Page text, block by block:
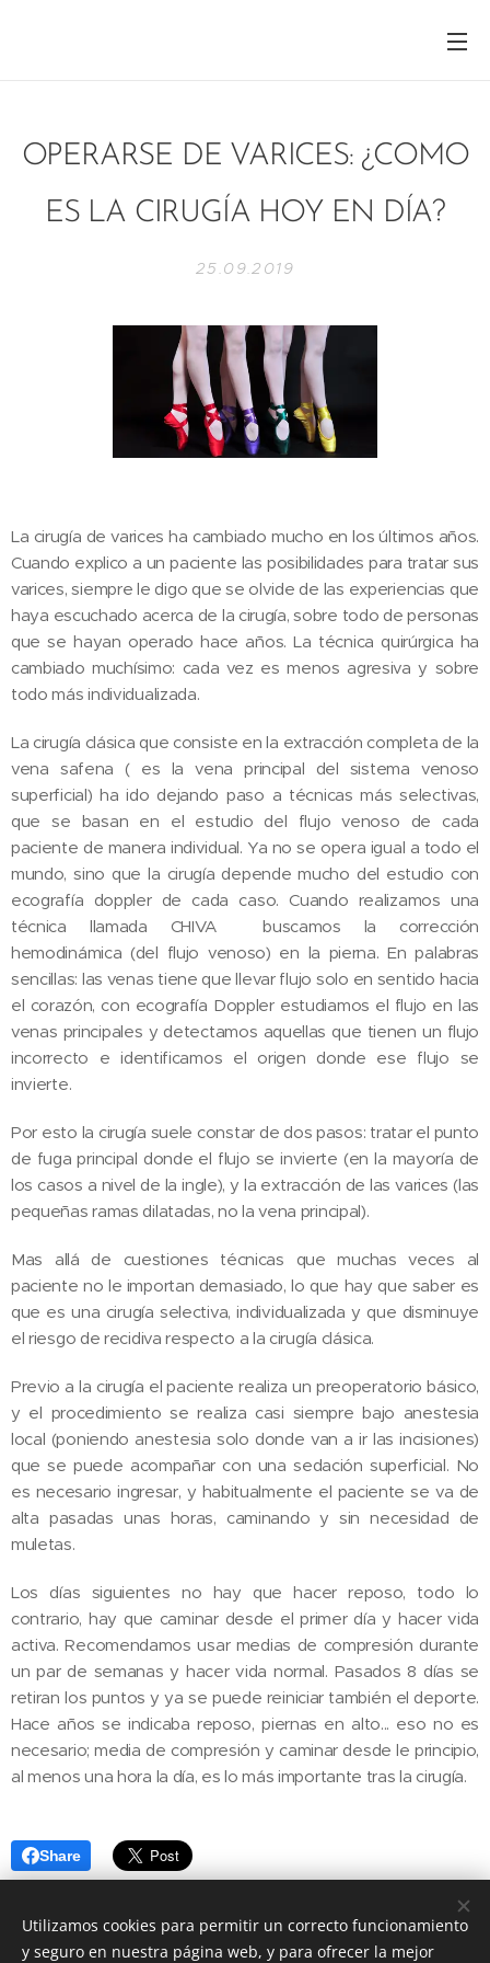
OPERARSE DE VARICES: ¿COMO
ES LA CIRUGÍA HOY EN DÍA?
25.09.2019
La cirugía de varices ha cambiado mucho en los últimos años.
Cuando explico a un paciente las posibilidades para tratar sus
varices, siempre le digo que se olvide de las experiencias que
haya escuchado acerca de la cirugía, sobre todo de personas
que se hayan operado hace años. La técnica quirúrgica ha
cambiado muchísimo: cada vez es menos agresiva y sobre
todo más individualizada.
La cirugía clásica que consiste en la extracción completa de la
vena safena ( es la vena principal del sistema venoso
superficial) ha ido dejando paso a técnicas más selectivas,
que se basan en el estudio del flujo venoso de cada
paciente de manera individual. Ya no se opera igual a todo el
mundo, sino que la cirugía depende mucho del estudio con
ecografía doppler de cada caso. Cuando realizamos una
técnica llamada CHIVA buscamos la corrección
hemodinámica (del flujo venoso) en la pierna. En palabras
sencillas: las venas tiene que llevar flujo solo en sentido hacia
el corazón, con ecografía Doppler estudiamos el flujo en las
venas principales y detectamos aquellas que tienen un flujo
incorrecto e identificamos el origen donde ese flujo se
invierte.
Por esto la cirugía suele constar de dos pasos: tratar el punto
de fuga principal donde el flujo se invierte (en la mayoría de
los casos a nivel de la ingle), y la extracción de las varices (las
pequeñas ramas dilatadas, no la vena principal).
Mas allá de cuestiones técnicas que muchas veces al
paciente no le importan demasiado, lo que hay que saber es
que es una cirugía selectiva, individualizada y que disminuye
el riesgo de recidiva respecto a la cirugía clásica.
Previo a la cirugía el paciente realiza un preoperatorio básico,
y el procedimiento se realiza casi siempre bajo anestesia
local (poniendo anestesia solo donde van a ir las incisiones)
que se puede acompañar con una sedación superficial. No
es necesario ingresar, y habitualmente el paciente se va de
alta pasadas unas horas, caminando y sin necesidad de
muletas.
Los días siguientes no hay que hacer reposo, todo lo
contrario, hay que caminar desde el primer día y hacer vida
activa. Recomendamos usar medias de compresión durante
un par de semanas y hacer vida normal. Pasados 8 días se
retiran los puntos y ya se puede reiniciar también el deporte.
Hace años se indicaba reposo, piernas en alto... eso no es
necesario; media de compresión y caminar desde le principio,
al menos una hora la día, es lo más importante tras la cirugía.
Share
Utilizamos cookies para permitir un correcto funcionamiento
y seguro en nuestra página web, y para ofrecer la mejor